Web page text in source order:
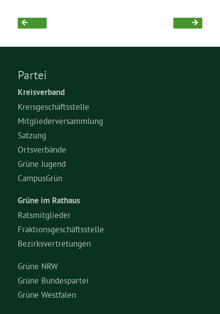
Grüne Jugend
Aktuelles
Termine
Kontakt
Partei
Kreisverband
Kreisgeschäftsstelle
Mitgliederversammlung
Satzung
Ortsverbände
Grüne Jugend
CampusGrün
Grüne im Rathaus
Ratsmitglieder
Fraktionsgeschäftsstelle
Bezirksvertretungen
Grüne NRW
Grüne Bundespartei
Grüne Westfalen